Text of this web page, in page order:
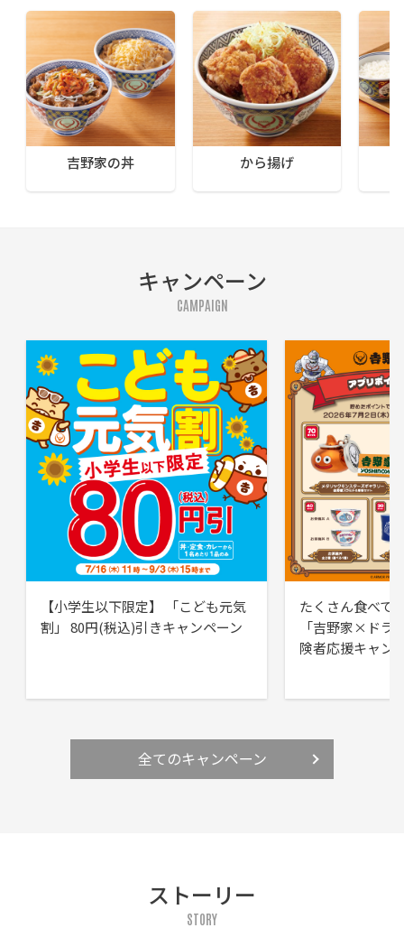
吉野家の丼 から揚げ
キャンペーン
CAMPAIGN
【小学生以下限定】 「こども元気
割」 80円(税込)引きキャンペーン
たくさん食べて
「吉野家×ドラ
険者応援キャン
全てのキャンペーン
ストーリー
STORY